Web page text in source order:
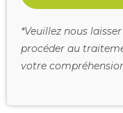
*Veuillez nous
procéder au
votre